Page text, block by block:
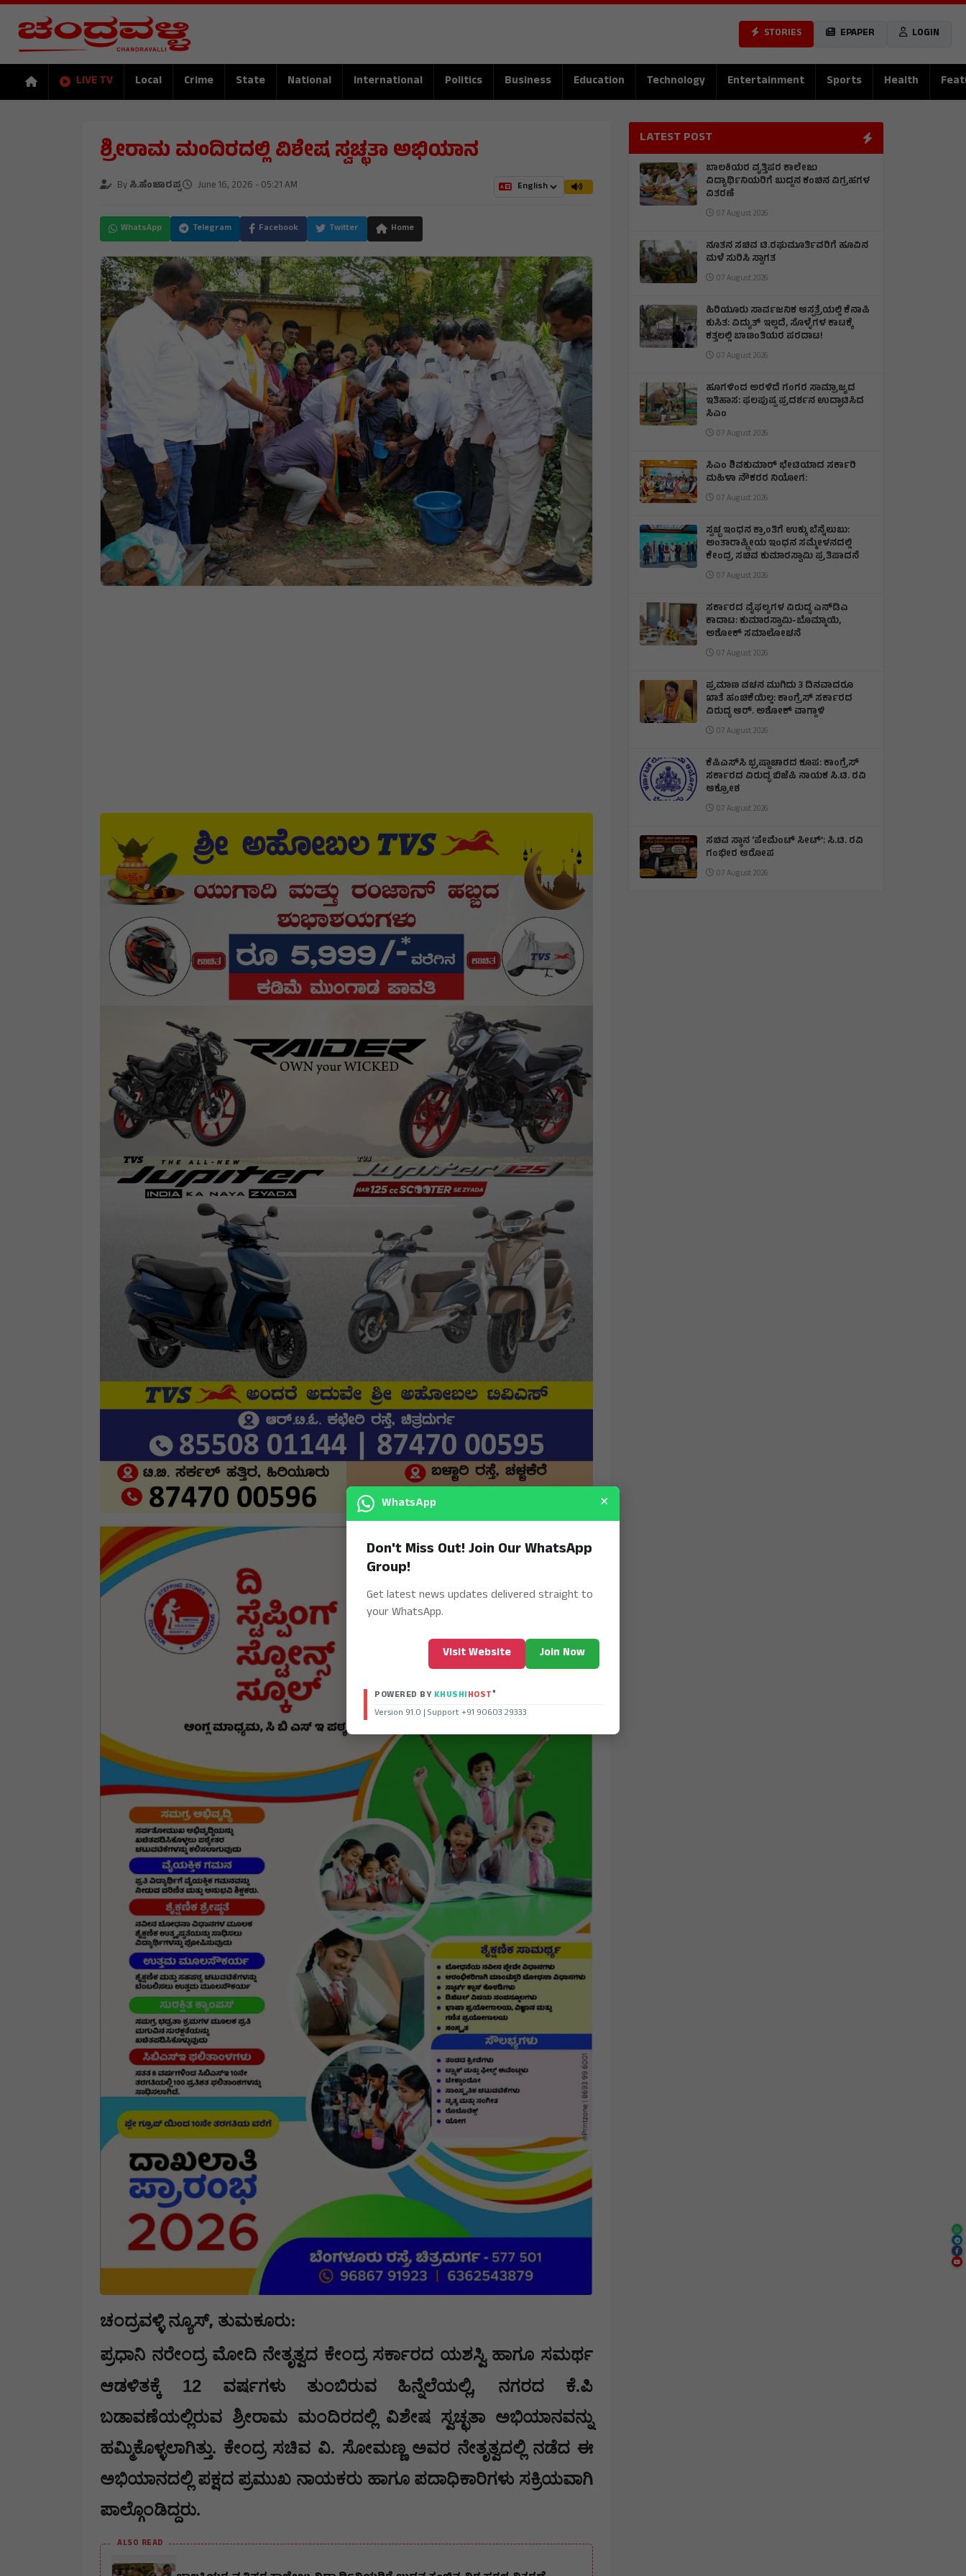
STORIES EPAPER LOGIN
LIVE TV Local Crime State National International Politics Business Education Technology Entertainment Sports Health
ಶ್ರೀರಾಮ ಮಂದಿರದಲ್ಲಿ ವಿಶೇಷ ಸ್ವಚ್ಛತಾ ಅಭಿಯಾನ
Byಸಿ.ಹೆಂಜಾರಪ್ಪ June 16, 2026 - 05:21 AM
WhatsApp Telegram Facebook Twitter Home
ಚಂದ್ರವಳ್ಳಿ ನ್ಯೂಸ್, ತುಮಕೂರು:
ಪ್ರಧಾನಿ ನರೇಂದ್ರ ಮೋದಿ ನೇತೃತ್ವದ ಕೇಂದ್ರ ಸರ್ಕಾರದ ಯಶಸ್ವಿ ಹಾಗೂ ಸಮರ್ಥ
ಆಡಳಿತಕ್ಕೆ 12ವರ್ಷಗಳು ತುಂಬಿರುವ ಹಿನ್ನೆಲೆಯಲ್ಲಿ, ನಗರದ ಕೆ.ಪಿ
ಬಡಾವಣೆಯಲ್ಲಿರುವ ಶ್ರೀರಾಮ ಮಂದಿರದಲ್ಲಿ ವಿಶೇಷ ಸ್ವಚ್ಛತಾ ಅಭಿಯಾನವನ್ನು
ಹಮ್ಮಿಕೊಳ್ಳಲಾಗಿತ್ತು. ಕೇಂದ್ರ ಸಚಿವ ವಿ. ಸೋಮಣ್ಣ ಅವರ ನೇತೃತ್ವದಲ್ಲಿ ನಡೆದ ಈ
ಅಭಿಯಾನದಲ್ಲಿ ಪಕ್ಷದ ಪ್ರಮುಖ ನಾಯಕರು ಹಾಗೂ ಪದಾಧಿಕಾರಿಗಳು ಸಕ್ರಿಯವಾಗಿ
ಪಾಲ್ಗೊಂಡಿದ್ದರು.
ALSO READ
LATEST POST
ಬಾಲಕಿಯರ ವೃತ್ತಿಪರ ಕಾಲೇಜು
ವಿದ್ಯಾರ್ಥಿನಿಯರಿಗೆ ಬುದ್ದನ ಕಂಚಿನ ವಿಗ್ರಹಗಳ
ವಿತರಣೆ
07 August 2026
ನೂತನ ಸಚಿವ ಟಿ.ರಘುಮೂರ್ತಿವರಿಗೆ ಹೂವಿನ
ಮಳೆ ಸುರಿಸಿ ಸ್ವಾಗತ
07 August 2026
ಹಿರಿಯೂರು ಸಾರ್ವಜನಿಕ ಆಸ್ಪತ್ರೆಯಲ್ಲಿ ಕೆನಾಪಿ
ಕುಸಿತ: ವಿದ್ಯುತ್‌ ಇಲ್ಲದೆ, ಸೊಳ್ಳೆಗಳ ಕಾಟಕ್ಕೆ
ಕತ್ತಲಲ್ಲಿ ಬಾಣಂತಿಯರ ಪರದಾಟ!
07 August 2026
ಹೂಗಳಿಂದ ಅರಳಿದೆ ಗಂಗರ ಸಾಮ್ರಾಜ್ಯದ
ಇತಿಹಾಸ: ಫಲಪುಷ್ಪ ಪ್ರದರ್ಶನ ಉದ್ಘಾಟಿಸಿದ
ಸಿಎಂ
07 August 2026
ಸಿಎಂ ಶಿವಕುಮಾರ್‌ ಭೇಟಿಯಾದ ಸರ್ಕಾರಿ
ಮಹಿಳಾ ನೌಕರರ ನಿಯೋಗ:
07 August 2026
ಸ್ವಚ್ಛ ಇಂಧನ ಕ್ರಾಂತಿಗೆ ಉಕ್ಕು ಬೆನ್ನೆಲುಬು:
ಅಂತಾರಾಷ್ಟ್ರೀಯ ಇಂಧನ ಸಮ್ಮೇಳನದಲ್ಲಿ
ಕೇಂದ್ರ ಸಚಿವ ಕುಮಾರಸ್ವಾಮಿ ಪ್ರತಿಪಾದನೆ
07 August 2026
ಸರ್ಕಾರದ ವೈಫಲ್ಯಗಳ ವಿರುದ್ಧ ಎನ್‌ಡಿಎ
ಕಾದಾಟ: ಕುಮಾರಸ್ವಾಮಿ-ಬೊಮ್ಮಾಯಿ,
ಅಶೋಕ್ ಸಮಾಲೋಚನೆ
07 August 2026
ಪ್ರಮಾಣ ವಚನ ಮುಗಿದು 3 ದಿನವಾದರೂ
ಖಾತೆ ಹಂಚಿಕೆಯಿಲ್ಲ: ಕಾಂಗ್ರೆಸ್ ಸರ್ಕಾರದ
ವಿರುದ್ಧ ಆರ್‌. ಅಶೋಕ್ ವಾಗ್ದಾಳಿ
07 August 2026
ಕೆಪಿಎಸ್‌ಸಿ ಭ್ರಷ್ಟಾಚಾರದ ಕೂಪ: ಕಾಂಗ್ರೆಸ್
ಸರ್ಕಾರದ ವಿರುದ್ಧ ಬಿಜೆಪಿ ನಾಯಕ ಸಿ.ಟಿ. ರವಿ
ಆಕ್ರೋಶ
07 August 2026
ಸಚಿವ ಸ್ಥಾನ ‘ಪೇಮೆಂಟ್ ಸೀಟ್’: ಸಿ.ಟಿ. ರವಿ
ಗಂಭೀರ ಆರೋಪ
07 August 2026
WhatsApp ×
Don't Miss Out! Join Our WhatsApp
Group!
Get latest news updates delivered straight to
your WhatsApp.
Visit Website Join Now
POWERED BY KHUSHIHOST®
Version 91.0 | Support +91 90603 29333